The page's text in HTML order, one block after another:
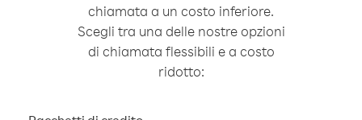
chiamata a un costo inferiore.
Scegli tra una delle nostre opzioni
di chiamata flessibili e a costo
ridotto: